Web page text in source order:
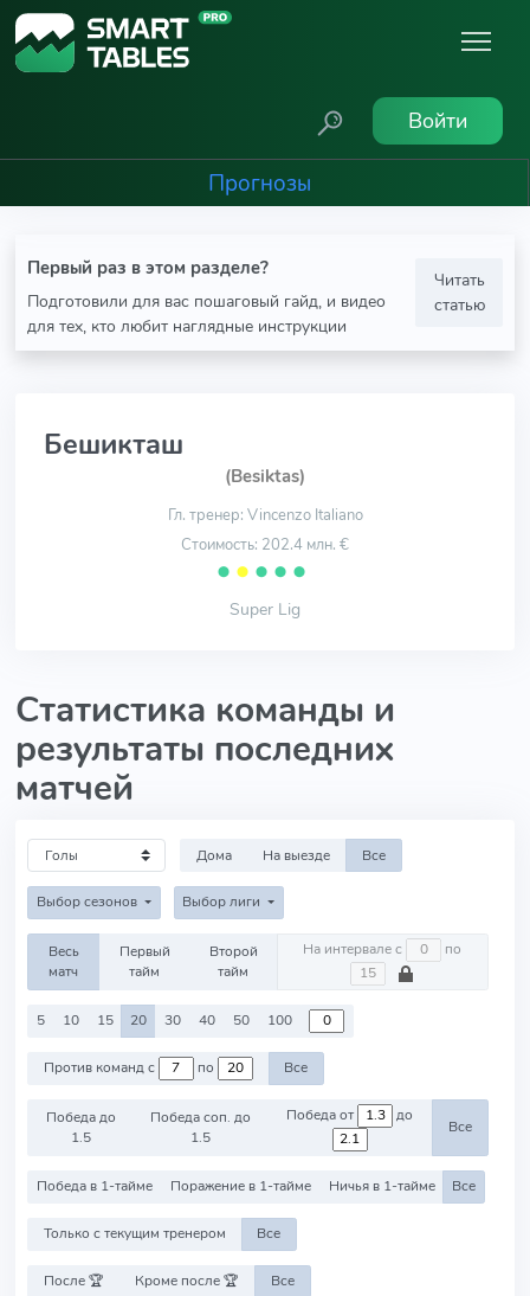
Войти
Прогнозы
Первый раз в этом разделе?
Подготовили для вас пошаговый гайд, и видео
для тех, кто любит наглядные инструкции
Читать
статью
Бешикташ
(Besiktas)
Гл. тренер: Vincenzo Italiano
Стоимость: 202.4 млн. €
⬤ ⬤ ⬤ ⬤ ⬤
Super Lig
Статистика команды и
результаты последних
матчей
Дома На выезде Все
Выбор сезонов Выбор лиги
Весь
матч
Первый
тайм
Второй
тайм
На интервале с по
5 10 15 20 30 40 50 100
Против команд с по Все
Победа до
1.5
Победа соп. до
1.5
Победа от до
Все
Победа в 1-тайме Поражение в 1-тайме Ничья в 1-тайме Все
Только с текущим тренером Все
После 🏆 Кроме после 🏆 Все